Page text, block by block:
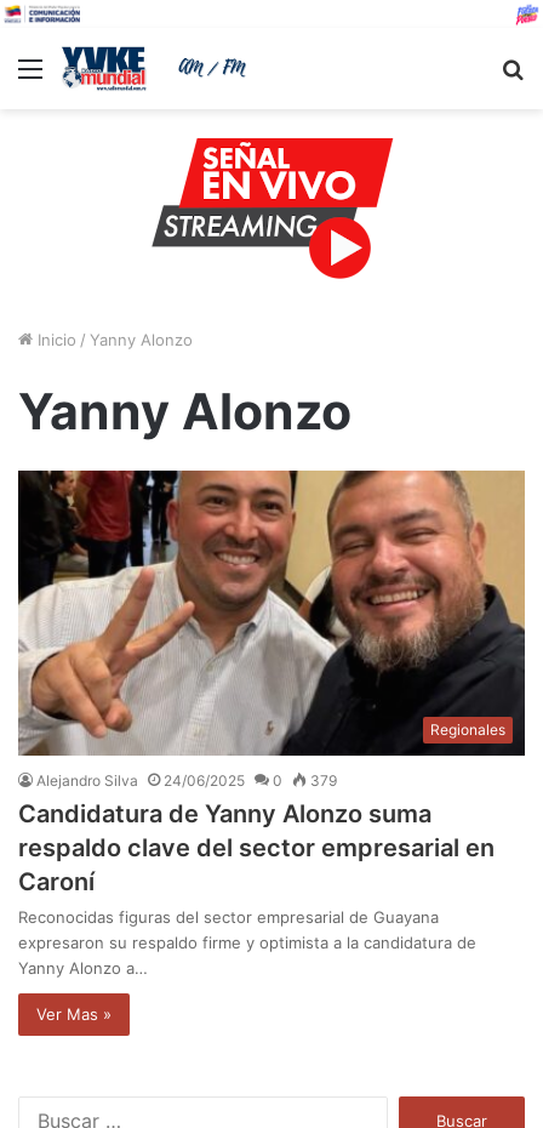
Menu
Inicio / Yanny Alonzo
Yanny Alonzo
Regionales
Alejandro Silva 24/06/2025 0 379
Candidatura de Yanny Alonzo suma
respaldo clave del sector empresarial en
Caroní
Reconocidas figuras del sector empresarial de Guayana
expresaron su respaldo firme y optimista a la candidatura de
Yanny Alonzo a…
Ver Mas »